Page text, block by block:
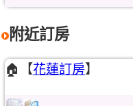
附近訂房
🏠【花蓮訂房】